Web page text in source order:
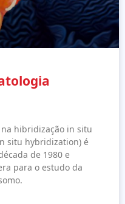
hibridização in situ
situ hybridization) é
de 1980 e
para o estudo da